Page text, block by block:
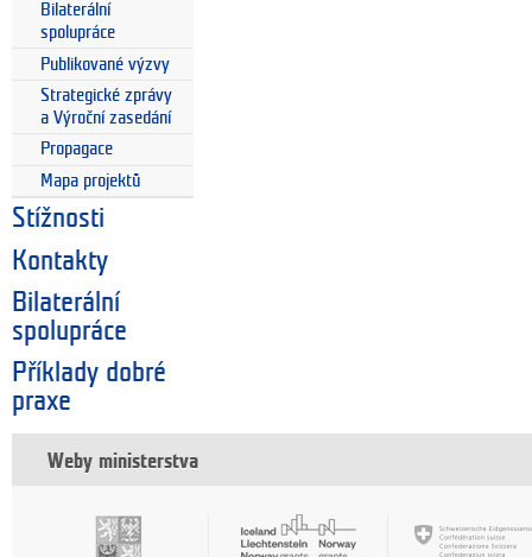
Bilaterální
spolupráce
Publikované výzvy
Strategické zprávy
a Výroční zasedání
Propagace
Mapa projektů
Stížnosti
Kontakty
Bilaterální
spolupráce
Příklady dobré
praxe
Weby ministerstva